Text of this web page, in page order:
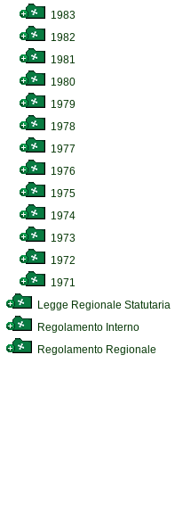
1983
1982
1981
1980
1979
1978
1977
1976
1975
1974
1973
1972
1971
Legge Regionale Statutaria
Regolamento Interno
Regolamento Regionale